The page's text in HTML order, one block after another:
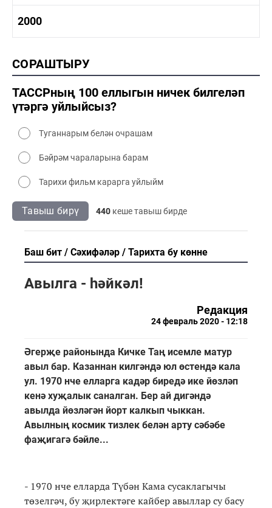
1980-1990 мәдәният
1990-2000 мәдәният
2000
2000 сәнәгать
2000 мәдәният
СОРАШТЫРУ
ТАССРның 100 еллыгын ничек билгеләп
үтәргә уйлыйсыз?
Туганнарым белән очрашам
Бәйрәм чараларына барам
Тарихи фильм карарга уйлыйм
Тавыш бирү 440 кеше тавыш бирде
Баш бит Сәхифәләр Тарихта бу көнне
Авылга - һәйкәл!
Редакция
24 февраль 2020 - 12:18
Әгерҗе районында Кичке Таң исемле матур
авыл бар. Казаннан килгәндә юл өстендә кала
ул. 1970 нче елларга кадәр биредә ике йөзләп
кенә хуҗалык саналган. Бер ай дигәндә
авылда йөзләгән йорт калкып чыккан.
Авылның космик тизлек белән арту сәбәбе
фаҗигагә бәйле...
- 1970 нче елларда Түбән Кама сусаклагычы
төзелгәч, бу җирлектәге кайбер авыллар су басу